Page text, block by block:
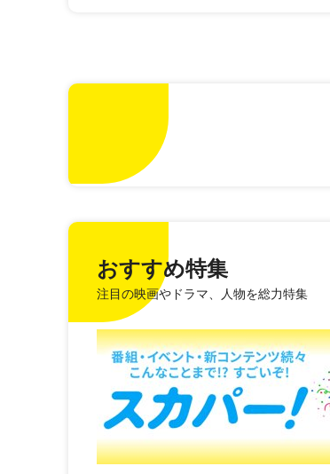
おすすめ特集
注目の映画やドラマ、人物を総力特集